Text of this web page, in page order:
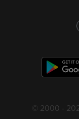
© 2000 -